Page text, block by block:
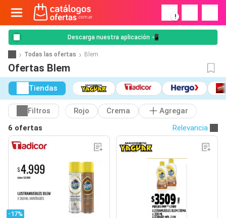
!
Descarga nuestra aplicación 📲
Todas las ofertas Blem
Ofertas Blem
Tiendas
Filtros Rojo Crema
Agregar
6 ofertas
Relevancia
-17%